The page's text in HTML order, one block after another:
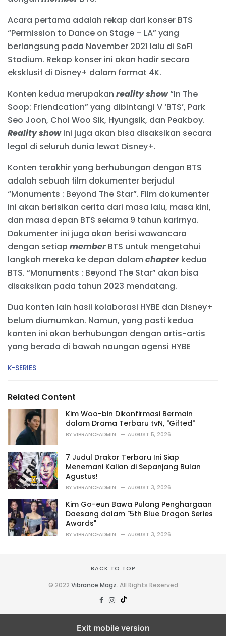
Acara pertama adalah rekap dari konser BTS
“Permission to Dance on Stage – LA” yang
berlangsung pada November 2021 lalu di SoFi
Stadium. Rekap konser ini akan hadir secara
eksklusif di Disney+ dalam format 4K.
Konten kedua merupakan reality show“In The
Soop: Friendcation” yang dibintangi V ‘BTS’, Park
Seo Joon, Choi Woo Sik, Hyungsik, dan Peakboy.
Reality showini juga akan bisa disaksikan secara
legal di seluruh dunia lewat Disney+.
Konten terakhir yang berhubungan dengan BTS
adalah sebuah film dokumenter berjudul
“Monuments : Beyond The Star”. Film dokumenter
ini akan berisikan cerita dari masa lalu, masa kini,
dan masa depan BTS selama 9 tahun karirnya.
Dokumenter ini juga akan berisi wawancara
dengan setiap memberBTS untuk mengetahui
langkah mereka ke depan dalamchapterkedua
BTS. “Monuments : Beyond The Star” akan bisa
disaksikan pada tahun 2023 mendatang.
Dua konten lain hasil kolaborasi HYBE dan Disney+
belum diumumkan. Namun, yang pasti kedua
konten ini akan berhubungan dengan artis-artis
yang berada di bawah naungan agensi HYBE
C
e
:
K-SERIES
Related Content
Kim Woo-bin Dikonfirmasi Bermain
dalam Drama Terbaru tvN, "Gifted"
BY VIBRANCEADMIN AUGUST 5, 2026
7 Judul Drakor Terbaru Ini Siap
Menemani Kalian di Sepanjang Bulan
Agustus!
BY VIBRANCEADMIN AUGUST 3, 2026
Kim Go-eun Bawa Pulang Penghargaan
Daesang dalam "5th Blue Dragon Series
Awards"
BY VIBRANCEADMIN AUGUST 3, 2026
BACK TO TOP
© 2022 Vibrance Magz. All Rights Reserved
Exit mobile version